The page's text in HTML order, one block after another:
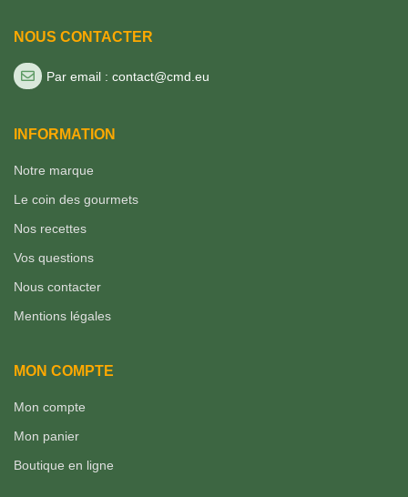
NOUS CONTACTER
Par email : contact@cmd.eu
INFORMATION
Notre marque
Le coin des gourmets
Nos recettes
Vos questions
Nous contacter
Mentions légales
MON COMPTE
Mon compte
Mon panier
Boutique en ligne